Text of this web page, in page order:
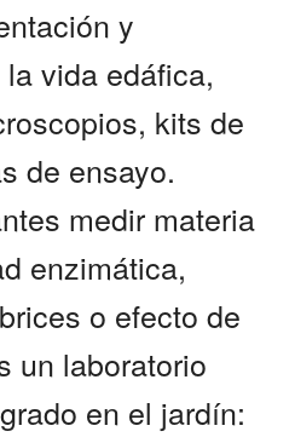
y
vida edáfica,
kits de
de ensayo.
medir materia
enzimática,
o efecto de
un laboratorio
en el jardín: